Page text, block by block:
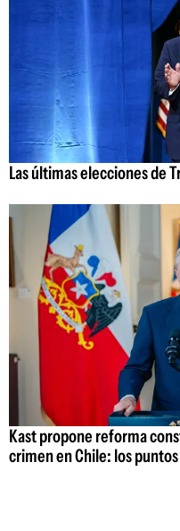
Las últimas elecciones de
Kast propone reforma
crimen en Chile: los